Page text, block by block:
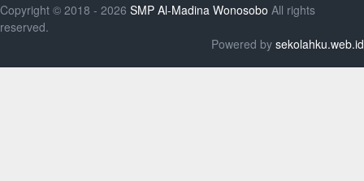
Copyright © 2018 - 2026 SMP Al-Madina Wonosobo All rights
reserved.
Powered by sekolahku.web.id